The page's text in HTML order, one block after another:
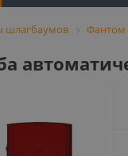
шлагбаумов Фантом